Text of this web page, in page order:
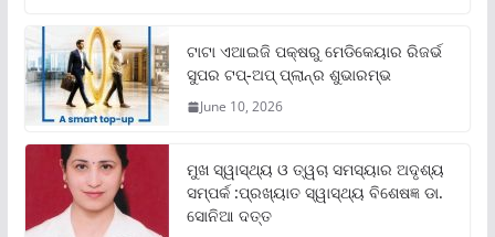
ଟାଟା ଏଆଇଜି ପକ୍ଷରୁ ମେଡିକେୟାର ରିଜର୍ଭ
ସୁପର ଟପ୍‌-ଅପ୍ ପ୍ଲାନ୍‌ର ଶୁଭାରମ୍ଭ
June 10, 2026
ମୁଖ ସ୍ୱାସ୍ଥ୍ୟ ଓ ତ୍ୱଚା ସମସ୍ୟାର ଅଦୃଶ୍ୟ
ସମ୍ପର୍କ :ପ୍ରଖ୍ୟାତ ସ୍ୱାସ୍ଥ୍ୟ ବିଶେଷଜ୍ଞ ଡା.
ସୋନିଆ ଦତ୍ତ